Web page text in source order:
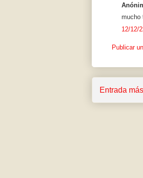
mucho
12/12/
Publicar
Entrada